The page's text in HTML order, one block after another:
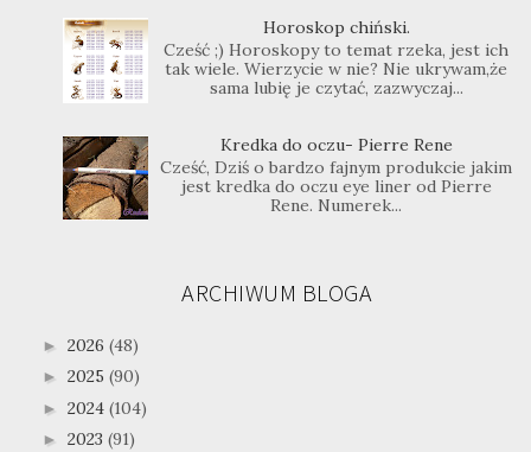
Horoskop chiński.
Cześć ;) Horoskopy to temat rzeka, jest ich
tak wiele. Wierzycie w nie? Nie ukrywam,że
sama lubię je czytać, zazwyczaj...
Kredka do oczu- Pierre Rene
Cześć, Dziś o bardzo fajnym produkcie jakim
jest kredka do oczu eye liner od Pierre
Rene. Numerek...
ARCHIWUM BLOGA
► 2026 (48)
► 2025 (90)
► 2024 (104)
► 2023 (91)